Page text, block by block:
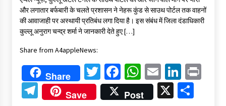
और लगातार बर्फबारी के चलते प्रशासन ने नेहरू कुंड से साउथ पोर्टल तक वाहनों
की आवाजाही पर अस्थायी प्रतिबंध लगा दिया है। इस संबंध में जिला दंडाधिकारी
कुल्लू अनुराग चन्द्र शर्मा ने जानकारी देते हुए […]
Share from A4appleNews:
Share Twitter
Facebook
WhatsApp
Email
Telegram
Save Post X